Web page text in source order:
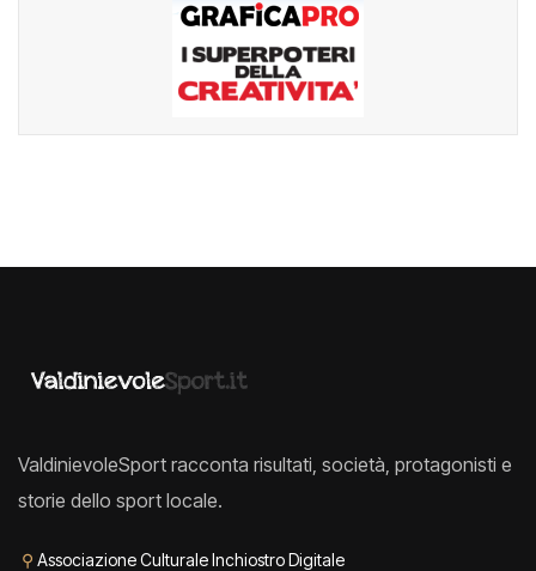
ValdinievoleSport racconta risultati, società, protagonisti e
storie dello sport locale.
⚲ Associazione Culturale Inchiostro Digitale